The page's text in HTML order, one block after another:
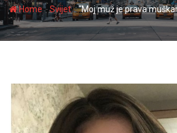
Home-Svijet-“Moj muž je prava